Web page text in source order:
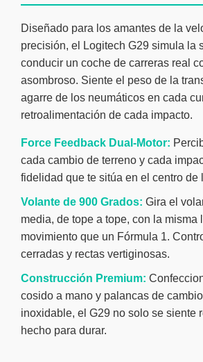
Diseñado para los amantes de la
precisión, el Logitech G29 simula la
conducir un coche de carreras real
asombroso. Siente el peso de la
agarre de los neumáticos en cada
retroalimentación de cada impacto.
Force Feedback Dual-Motor:
cada cambio de terreno y cada
fidelidad que te sitúa en el centro de
Volante de 900 Grados: Gira el
media, de tope a tope, con la misma
movimiento que un Fórmula 1.
cerradas y rectas vertiginosas.
Construcción Premium:
cosido a mano y palancas de
inoxidable, el G29 no solo se siente
hecho para durar.